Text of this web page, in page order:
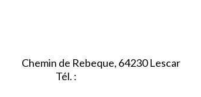
Chemin de Rebeque, 64230 Lescar
Tél. :